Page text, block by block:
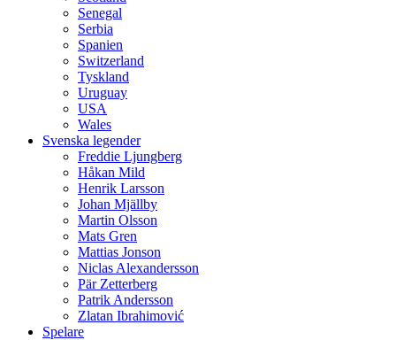
Senegal
Serbia
Spanien
Switzerland
Tyskland
Uruguay
USA
Wales
Svenska legender
Freddie Ljungberg
Håkan Mild
Henrik Larsson
Johan Mjällby
Martin Olsson
Mats Gren
Mattias Jonson
Niclas Alexandersson
Pär Zetterberg
Patrik Andersson
Zlatan Ibrahimović
Spelare